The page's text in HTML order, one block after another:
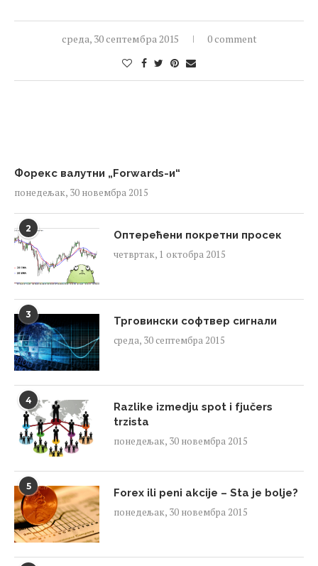
среда, 30 септембра 2015 0 comment
Форекс валутни „Forwards-и“
понедељак, 30 новембра 2015
2
Оптерећени покретни просек
четвртак, 1 октобра 2015
3
Трговински софтвер сигнали
среда, 30 септембра 2015
4
Razlike izmedju spot i fjučers
trzista
понедељак, 30 новембра 2015
5
Forex ili peni akcije – Sta je bolje?
понедељак, 30 новембра 2015